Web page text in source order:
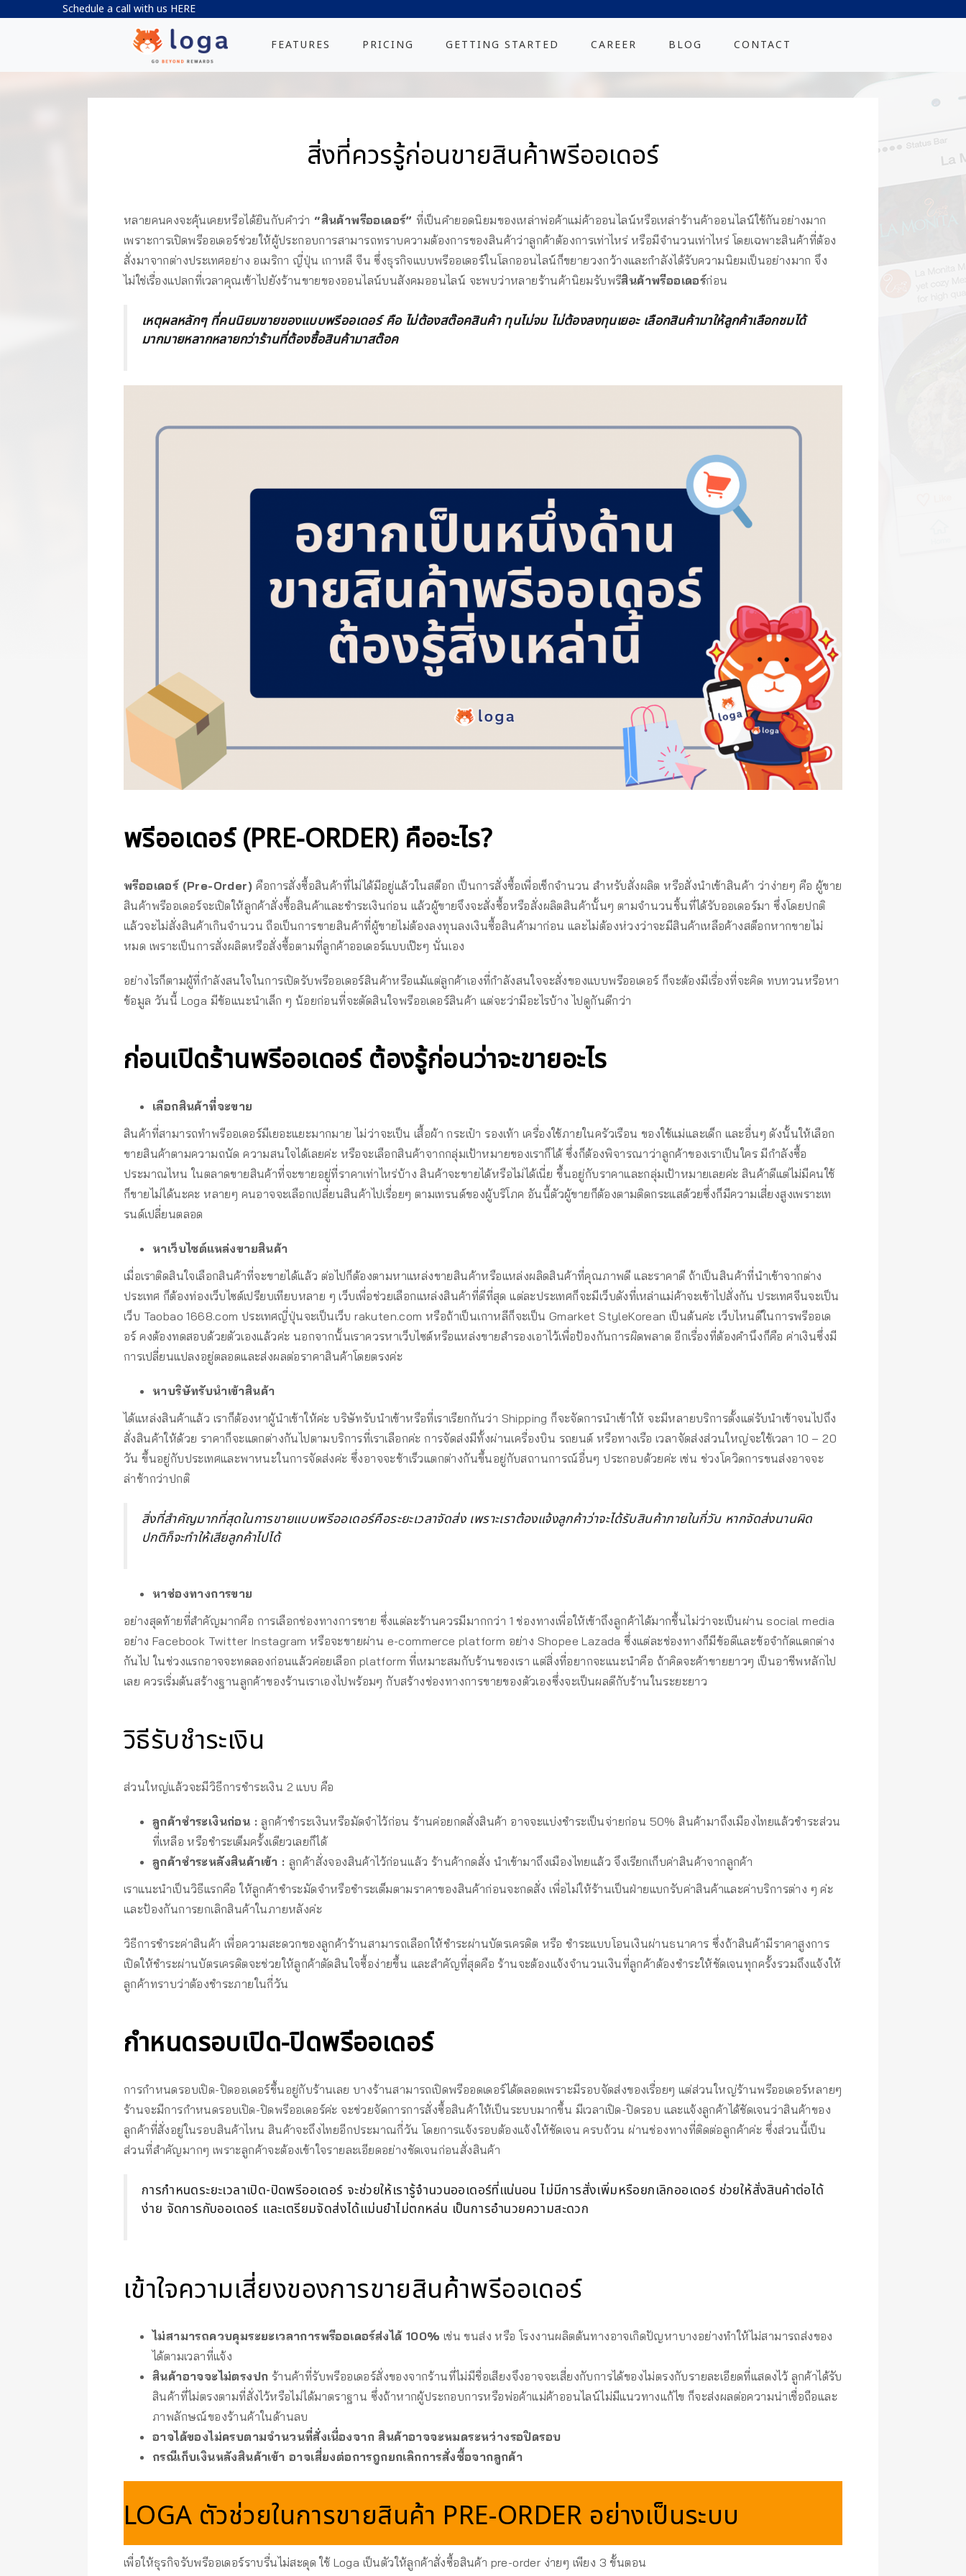
Schedule a call with us HERE
FEATURES PRICING GETTING STARTED CAREER BLOG CONTACT
สิ่งที่ควรรู้ก่อนขายสินค้าพรีออเดอร์
หลายคนคงจะคุ้นเคยหรือได้ยินกับคำว่า “สินค้าพรีออเดอร์” ที่เป็นคำยอดนิยมของเหล่าพ่อค้าแม่ค้าออนไลน์หรือเหล่าร้านค้าออนไลน์ใช้กันอย่างมาก
เพราะการเปิดพรีออเดอร์ช่วยให้ผู้ประกอบการสามารถทราบความต้องการของสินค้าว่าลูกค้าต้องการเท่าไหร่ หรือมีจำนวนเท่าไหร่ โดยเฉพาะสินค้าที่ต้อง
สั่งมาจากต่างประเทศอย่าง อเมริกา ญี่ปุ่น เกาหลี จีน ซึ่งธุรกิจแบบพรีออเดอร์ในโลกออนไลน์ก็ขยายวงกว้างและกำลังได้รับความนิยมเป็นอย่างมาก จึง
ไม่ใช่เรื่องแปลกที่เวลาคุณเข้าไปยังร้านขายของออนไลน์บนสังคมออนไลน์ จะพบว่าหลายร้านค้านิยมรับพรีสินค้าพรีออเดอร์ก่อน
เหตุผลหลักๆ ที่คนนิยมขายของแบบพรีออเดอร์ คือ ไม่ต้องสต๊อคสินค้า ทุนไม่จม ไม่ต้องลงทุนเยอะ เลือกสินค้ามาให้ลูกค้าเลือกชมได้
มากมายหลากหลายกว่าร้านที่ต้องซื้อสินค้ามาสต๊อค
พรีออเดอร์ (PRE-ORDER) คืออะไร?
พรีออเดอร์ (Pre-Order)คือการสั่งซื้อสินค้าที่ไม่ได้มีอยู่แล้วในสต็อก เป็นการสั่งซื้อเพื่อเช็กจำนวน สำหรับสั่งผลิต หรือสั่งนำเข้าสินค้า ว่าง่ายๆ คือ ผู้ขาย
สินค้าพรีออเดอร์จะเปิดให้ลูกค้าสั่งซื้อสินค้าและชำระเงินก่อน แล้วผู้ขายจึงจะสั่งซื้อหรือสั่งผลิตสินค้านั้นๆ ตามจำนวนชิ้นที่ได้รับออเดอร์มา ซึ่งโดยปกติ
แล้วจะไม่สั่งสินค้าเกินจำนวน ถือเป็นการขายสินค้าที่ผู้ขายไม่ต้องลงทุนลงเงินซื้อสินค้ามาก่อน และไม่ต้องห่วงว่าจะมีสินค้าเหลือค้างสต็อกหากขายไม่
หมด เพราะเป็นการสั่งผลิตหรือสั่งซื้อตามที่ลูกค้าออเดอร์แบบเป๊ะๆ นั่นเอง
อย่างไรก็ตามผู้ที่กำลังสนใจในการเปิดรับพรีออเดอร์สินค้าหรือแม้แต่ลูกค้าเองที่กำลังสนใจจะสั่งของแบบพรีออเดอร์ ก็จะต้องมีเรื่องที่จะคิด ทบทวนหรือหา
ข้อมูล วันนี้ Loga มีข้อแนะนำเล็ก ๆ น้อยก่อนที่จะตัดสินใจพรีออเดอร์สินค้า แต่จะว่ามีอะไรบ้าง ไปดูกันดีกว่า
ก่อนเปิดร้านพรีออเดอร์ ต้องรู้ก่อนว่าจะขายอะไร
เลือกสินค้าที่จะขาย
สินค้าที่สามารถทำพรีออเดอร์มีเยอะแยะมากมาย ไม่ว่าจะเป็น เสื้อผ้า กระเป๋า รองเท้า เครื่องใช้ภายในครัวเรือน ของใช้แม่และเด็ก และอื่นๆ ดังนั้นให้เลือก
ขายสินค้าตามความถนัด ความสนใจได้เลยค่ะ หรือจะเลือกสินค้าจากกลุ่มเป้าหมายของเราก็ได้ ซึ่งก็ต้องพิจารณาว่าลูกค้าของเราเป็นใคร มีกำลังซื้อ
ประมาณไหน ในตลาดขายสินค้าที่จะขายอยู่ที่ราคาเท่าไหร่บ้าง สินค้าจะขายได้หรือไม่ได้เนี่ย ขึ้นอยู่กับราคาและกลุ่มเป้าหมายเลยค่ะ สินค้าดีแต่ไม่มีคนใช้
ก็ขายไม่ได้นะคะ หลายๆ คนอาจจะเลือกเปลี่ยนสินค้าไปเรื่อยๆ ตามเทรนด์ของผู้บริโภค อันนี้ตัวผู้ขายก็ต้องตามติดกระแสด้วยซึ่งก็มีความเสี่ยงสูงเพราะเท
รนด์เปลี่ยนตลอด
หาเว็บไซต์แหล่งขายสินค้า
เมื่อเราติดสินใจเลือกสินค้าที่จะขายได้แล้ว ต่อไปก็ต้องตามหาแหล่งขายสินค้าหรือแหล่งผลิดสินค้าที่คุณภาพดี และราคาดี ถ้าเป็นสินค้าที่นำเข้าจากต่าง
ประเทศ ก็ต้องท่องเว็บไซต์เปรียบเทียบหลาย ๆ เว็บเพื่อช่วยเลือกแหล่งสินค้าที่ดีที่สุด แต่ละประเทศก็จะมีเว็บดังที่เหล่าแม่ค้าจะเข้าไปสั่งกัน ประเทศจีนจะเป็น
เว็บ Taobao 1668.com ประเทศญี่ปุ่นจะเป็นเว็บ rakuten.com หรือถ้าเป็นเกาหลีก็จะเป็น Gmarket StyleKorean เป็นต้นค่ะ เว็บไหนดีในการพรีออเด
อร์ คงต้องทดสอบด้วยตัวเองแล้วค่ะ นอกจากนั้นเราควรหาเว็บไซต์หรือแหล่งขายสำรองเอาไว้เพื่อป้องกันการผิดพลาด อีกเรื่องที่ต้องคำนึงก็คือ ค่าเงินซึ่งมี
การเปลี่ยนแปลงอยู่ตลอดและส่งผลต่อราคาสินค้าโดยตรงค่ะ
หาบริษัทรับนำเข้าสินค้า
ได้แหล่งสินค้าแล้ว เราก็ต้องหาผู้นำเข้าให้ค่ะ บริษัทรับนำเข้าหรือที่เราเรียกกันว่า Shipping ก็จะจัดการนำเข้าให้ จะมีหลายบริการตั้งแต่รับนำเข้าจนไปถึง
สั่งสินค้าให้ด้วย ราคาก็จะแตกต่างกันไปตามบริการที่เราเลือกค่ะ การจัดส่งมีทั้งผ่านเครื่องบิน รถยนต์ หรือทางเรือ เวลาจัดส่งส่วนใหญ่จะใช้เวลา 10 – 20
วัน ขึ้นอยู่กับประเทศและพาหนะในการจัดส่งค่ะ ซึ่งอาจจะช้าเร็วแตกต่างกันขึ้นอยู่กับสถานการณ์อื่นๆ ประกอบด้วยค่ะ เช่น ช่วงโควิดการขนส่งอาจจะ
ล่าช้ากว่าปกติ
สิ่งที่สำคัญมากที่สุดในการขายแบบพรีออเดอร์คือระยะเวลาจัดส่ง เพราะเราต้องแจ้งลูกค้าว่าจะได้รับสินค้าภายในกี่วัน หากจัดส่งนานผิด
ปกติก็จะทำให้เสียลูกค้าไปได้
หาช่องทางการขาย
อย่างสุดท้ายที่สำคัญมากคือ การเลือกช่องทางการขาย ซึ่งแต่ละร้านควรมีมากกว่า 1 ช่องทางเพื่อให้เข้าถึงลูกค้าได้มากชึ้นไม่ว่าจะเป็นผ่าน social media
อย่าง Facebook Twitter Instagram หรือจะขายผ่าน e-commerce platform อย่าง Shopee Lazada ซึ่งแต่ละช่องทางก็มีข้อดีและข้อจำกัดแตกต่าง
กันไป ในช่วงแรกอาจจะทดลองก่อนแล้วค่อยเลือก platform ที่เหมาะสมกับร้านของเรา แต่สิ่งที่อยากจะแนะนำคือ ถ้าคิดจะค้าขายยาวๆ เป็นอาชีพหลักไป
เลย ควรเริ่มต้นสร้างฐานลูกค้าของร้านเราเองไปพร้อมๆ กับสร้างช่องทางการขายของตัวเองซึ่งจะเป็นผลดีกับร้านในระยะยาว
วิธีรับชำระเงิน
ส่วนใหญ่แล้วจะมีวิธีการชำระเงิน 2 แบบ คือ
ลูกค้าชำระเงินก่อน :ลูกค้าชำระเงินหรือมัดจำไว้ก่อน ร้านค่อยกดสั่งสินค้า อาจจะแบ่งชำระเป็นจ่ายก่อน 50% สินค้ามาถึงเมืองไทยแล้วชำระส่วน
ที่เหลือ หรือชำระเต็มครั้งเดียวเลยก็ได้
ลูกค้าชำระหลังสินค้าเข้า : ลูกค้าสั่งจองสินค้าไว้ก่อนแล้ว ร้านค้ากดสั่ง นำเข้ามาถึงเมืองไทยแล้ว จึงเรียกเก็บค่าสินค้าจากลูกค้า
เราแนะนำเป็นวิธีแรกคือ ให้ลูกค้าชำระมัดจำหรือชำระเต็มตามราคาของสินค้าก่อนจะกดสั่ง เพื่อไม่ให้ร้านเป็นฝ่ายแบกรับค่าสินค้าและค่าบริการต่าง ๆ ค่ะ
และป้องกันการยกเลิกสินค้าในภายหลังค่ะ
วิธีการชำระค่าสินค้า เพื่อความสะดวกของลูกค้าร้านสามารถเลือกให้ชำระผ่านบัตรเครดิต หรือ ชำระแบบโอนเงินผ่านธนาคาร ซึ่งถ้าสินค้ามีราคาสูงการ
เปิดให้ชำระผ่านบัตรเครดิตจะช่วยให้ลูกค้าตัดสินใจซื้อง่ายขึ้น และสำคัญที่สุดคือ ร้านจะต้องแจ้งจำนวนเงินที่ลูกค้าต้องชำระให้ชัดเจนทุกครั้งรวมถึงแจ้งให้
ลูกค้าทราบว่าต้องชำระภายในกี่วัน
กำหนดรอบเปิด-ปิดพรีออเดอร์
การกำหนดรอบเปิด-ปิดออเดอร์ขึ้นอยู่กับร้านเลย บางร้านสามารถเปิดพรีออดเดอร์ได้ตลอดเพราะมีรอบจัดส่งของเรื่อยๆ แต่ส่วนใหญ่ร้านพรีออเดอร์หลายๆ
ร้านจะมีการกำหนดรอบเปิด-ปิดพรีออเดอร์ค่ะ จะช่วยจัดการการสั่งซื้อสินค้าให้เป็นระบบมากขึ้น มีเวลาเปิด-ปิดรอบ และแจ้งลูกค้าได้ชัดเจนว่าสินค้าของ
ลูกค้าที่สั่งอยู่ในรอบสินค้าไหน สินค้าจะถึงไทยอีกประมาณกี่วัน โดยการแจ้งรอบต้องแจ้งให้ชัดเจน ครบถ้วน ผ่านช่องทางที่ติดต่อลูกค้าค่ะ ซึ่งส่วนนี้เป็น
ส่วนที่สำคัญมากๆ เพราะลูกค้าจะต้องเข้าใจรายละเอียดอย่างชัดเจนก่อนสั่งสินค้า
การกำหนดระยะเวลาเปิด-ปิดพรีออเดอร์ จะช่วยให้เรารู้จำนวนออเดอร์ที่แน่นอน ไม่มีการสั่งเพิ่มหรือยกเลิกออเดอร์ ช่วยให้สั่งสินค้าต่อได้
ง่าย จัดการกับออเดอร์ และเตรียมจัดส่งได้แม่นยำไม่ตกหล่น เป็นการอำนวยความสะดวก
เข้าใจความเสี่ยงของการขายสินค้าพรีออเดอร์
ไม่สามารถควบคุมระยะเวลาการพรีออเดอร์ส่งได้ 100% เช่น ขนส่ง หรือ โรงงานผลิตต้นทางอาจเกิดปัญหาบางอย่างทำให้ไม่สามารถส่งของ
ได้ตามเวลาที่แจ้ง
สินค้าอาจจะไม่ตรงปก ร้านค้าที่รับพรีออเดอร์สั่งของจากร้านที่ไม่มีชื่อเสียงจึงอาจจะเสี่ยงกับการได้ของไม่ตรงกับรายละเอียดที่แสดงไว้ ลูกค้าได้รับ
สินค้าที่ไม่ตรงตามที่สั่งไว้หรือไม่ได้มาตราฐาน ซึ่งถ้าหากผู้ประกอบการหรือพ่อค้าแม่ค้าออนไลน์ไม่มีแนวทางแก้ไข ก็จะส่งผลต่อความน่าเชื่อถือและ
ภาพลักษณ์ของร้านค้าในด้านลบ
อาจได้ของไม่ครบตามจำนวนที่สั่งเนื่องจาก สินค้าอาจจะหมดระหว่างรอปิดรอบ
กรณีเก็บเงินหลังสินค้าเข้า อาจเสี่ยงต่อการถูกยกเลิกการสั่งซื้อจากลูกค้า
LOGA ตัวช่วยในการขายสินค้า PRE-ORDER อย่างเป็นระบบ
เพื่อให้ธุรกิจรับพรีออเดอร์ราบรื่นไม่สะดุด ใช้ Loga เป็นตัวให้ลูกค้าสั่งซื้อสินค้า pre-order ง่ายๆ เพียง 3 ขั้นตอน